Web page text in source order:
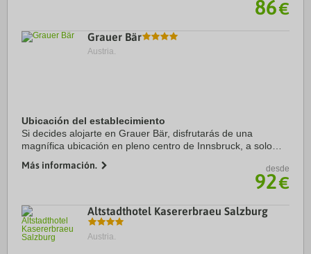
86€
Grauer Bär
Austria.
Ubicación del establecimiento
Si decides alojarte en Grauer Bär, disfrutarás de una
magnífica ubicación en pleno centro de Innsbruck, a solo
este hotel de esquí se encuentra a ...
Más información. desde
92€
Altstadthotel Kasererbraeu Salzburg
Austria.